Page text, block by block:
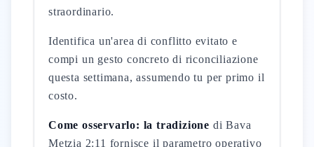
straordinario.
Identifica un'area di conflitto evitato e
compi un gesto concreto di riconciliazione
questa settimana, assumendo tu per primo il
costo.
Come osservarlo: la tradizione di Bava
Metzia 2:11 fornisce il parametro operativo